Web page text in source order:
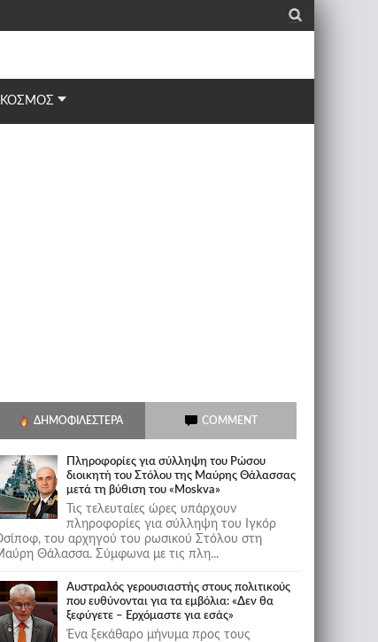
_
ΚΟΣΜΟΣ
ΔΗΜΟΦΙΛΈΣΤΕΡΑ COMMENT
Πληροφορίες για σύλληψη του Ρώσου
διοικητή του Στόλου της Mαύρης Θάλασσας
μετά τη βύθιση του «Moskva»
Τις τελευταίες ώρες υπάρχουν
πληροφορίες για σύλληψη του Ιγκόρ
του αρχηγού του ρωσικού Στόλου στη
Θάλασσα. Σύμφωνα με τις πλη...
Αυστραλός γερουσιαστής στους πολιτικούς
που ευθύνονται για τα εμβόλια: «Δεν θα
ξεφύγετε – Ερχόμαστε για εσάς»
Ένα ξεκάθαρο μήνυμα προς τους